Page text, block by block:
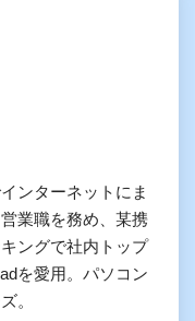
ンターネットにま
業職を務め、某携
ングで社内トップ
を愛用。パソコン
。